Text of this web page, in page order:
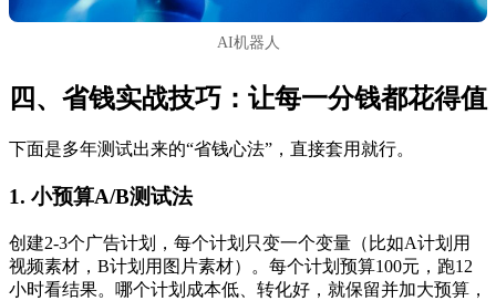
AI机器人
四、省钱实战技巧：让每一分钱都花得值
下面是多年测试出来的“省钱心法”，直接套用就行。
1. 小预算A/B测试法
创建2-3个广告计划，每个计划只变一个变量（比如A计划用
视频素材，B计划用图片素材）。每个计划预算100元，跑12
小时看结果。哪个计划成本低、转化好，就保留并加大预算，